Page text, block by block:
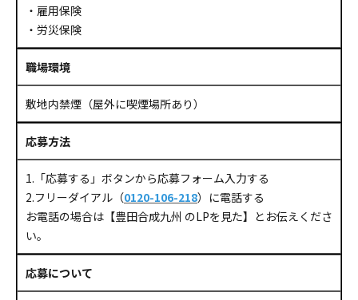
・雇用保険
・労災保険
職場環境
敷地内禁煙（屋外に喫煙場所あり）
応募方法
1.「応募する」ボタンから応募フォーム入力する
2.フリーダイアル（0120-106-218）に電話する
お電話の場合は【豊田合成九州 のLPを見た】とお伝えくださ
い。
応募について